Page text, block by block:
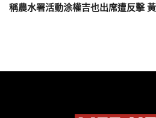
稱農水署活動涂權吉也出席遭反擊